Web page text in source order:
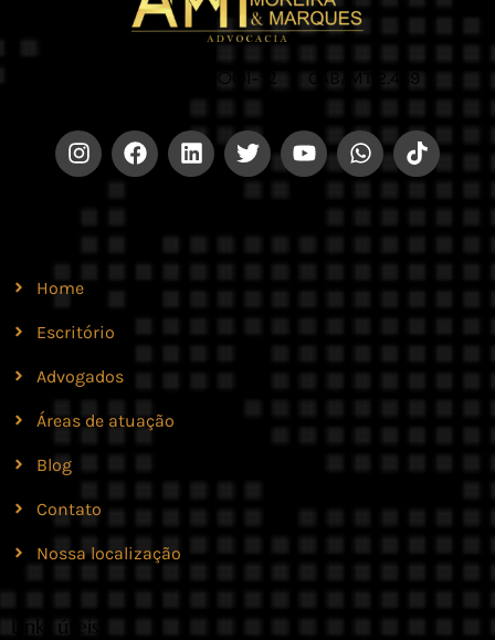
CNPJ 42.579.159/0001-52 | OAB/MT 2.469
Home
Escritório
Advogados
Áreas de atuação
Blog
Contato
Nossa localização
Links úteis